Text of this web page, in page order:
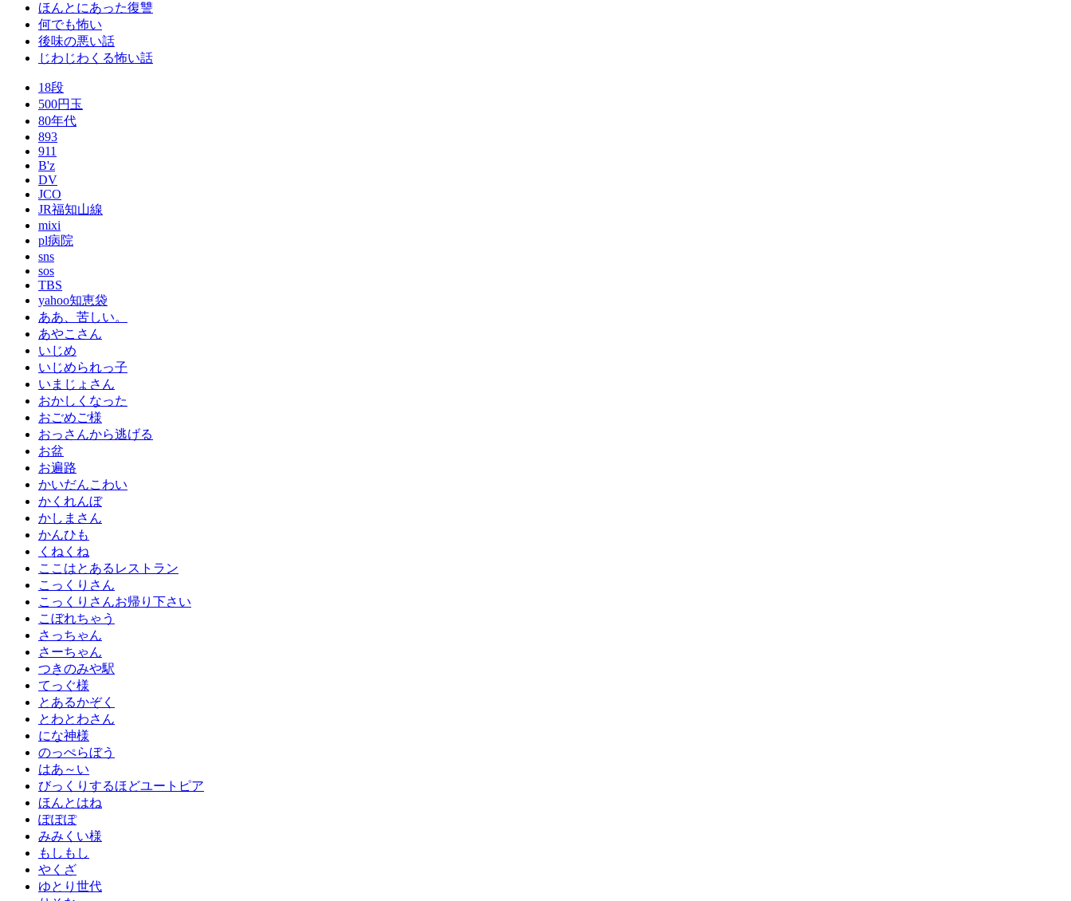
ほんとにあった復讐
何でも怖い
後味の悪い話
じわじわくる怖い話
18段
500円玉
80年代
893
911
B'z
DV
JCO
JR福知山線
mixi
pl病院
sns
sos
TBS
yahoo知恵袋
ああ、苦しい。
あやこさん
いじめ
いじめられっ子
いまじょさん
おかしくなった
おごめご様
おっさんから逃げる
お盆
お遍路
かいだんこわい
かくれんぼ
かしまさん
かんひも
くねくね
ここはとあるレストラン
こっくりさん
こっくりさんお帰り下さい
こぼれちゃう
さっちゃん
さーちゃん
つきのみや駅
てっぐ様
とあるかぞく
とわとわさん
にな神様
のっぺらぼう
はあ～い
びっくりするほどユートピア
ほんとはね
ぽぽぽ
みみくい様
もしもし
やくざ
ゆとり世代